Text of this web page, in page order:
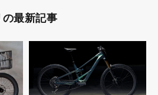
の最新記事